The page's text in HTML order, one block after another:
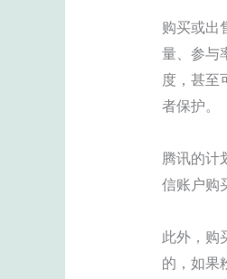
购买或出
量、参与
度，甚至
者保护。
腾讯的计
信账户购
此外，购
的，如果